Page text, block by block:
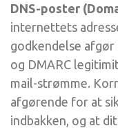
DNS-poster
internettets
godkendelse afgør
og DMARC
mail-strømme.
afgørende for at
indbakken, og at